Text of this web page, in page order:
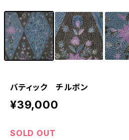
バティック チルボン
¥39,000
SOLD OUT